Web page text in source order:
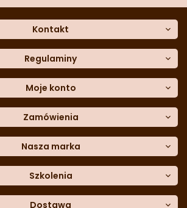
Kontakt
Dane kontaktowe
Często zadawane pytania
Sklep stacjonarny
Formularz kontaktowy
Blog
telefon:601 767 272
Regulaminy
Polityka prywatności
Polityka cookies
Polityka reklamacji
Polityka zwrotów
Dostępność cyfrowa
Moje konto
Moje dane
Historia zamówień
Lista ulubionych
Moje rabaty
Zamówienia
Metody płatności
Dane do przelewu
Formularzreklamacji
Formularzzwrotu
Nasza marka
Trio Gelato
CDN
Szkolenia
Academy of Baker Arts
Dostawa